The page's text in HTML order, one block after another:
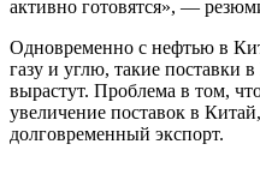
активно готовятся», —
Одновременно с нефтью в
газу и углю, такие поставки
вырастут. Проблема в том,
увеличение поставок в
долговременный экспорт.